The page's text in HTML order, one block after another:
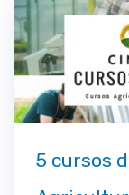
5 cursos